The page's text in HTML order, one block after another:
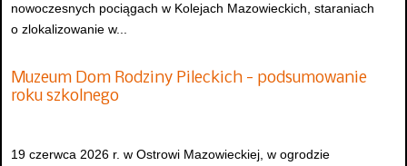
nowoczesnych pociągach w Kolejach Mazowieckich, staraniach
o zlokalizowanie w...
Muzeum Dom Rodziny Pileckich - podsumowanie
roku szkolnego
19 czerwca 2026 r. w Ostrowi Mazowieckiej, w ogrodzie